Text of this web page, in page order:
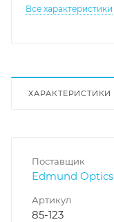
Все характеристики
ХАРАКТЕРИСТИКИ
Поставщик
Edmund Optics
Артикул
85-123